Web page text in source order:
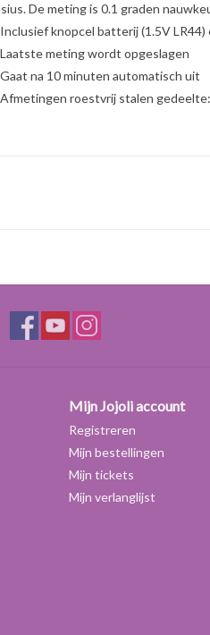
De meting is 0.1 graden
Inclusief knopcel batterij (1.5V
Laatste meting wordt opgeslagen
Gaat na 10 minuten automatisch uit
Afmetingen roestvrij stalen
Mijn Jojoli account
Registreren
Mijn bestellingen
Mijn tickets
Mijn verlanglijst